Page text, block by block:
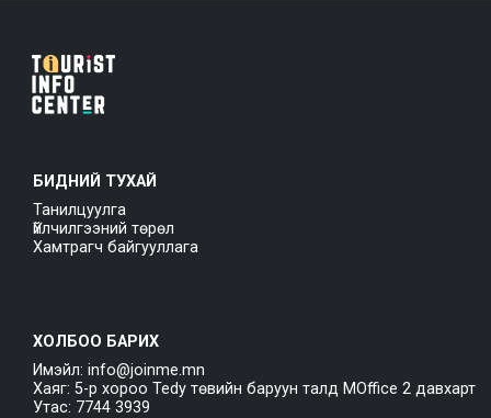
БИДНИЙ ТУХАЙ
Танилцуулга
Үйлчилгээний төрөл
Хамтрагч байгууллага
ХОЛБОО БАРИХ
Имэйл: info@joinme.mn
Хаяг: 5-р хороо Tedy төвийн баруун талд MOffice 2 давхарт
Утас: 7744 3939